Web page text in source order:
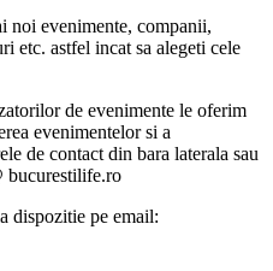
noi evenimente, companii,
etc. astfel incat sa alegeti cele
de evenimente le oferim
evenimentelor si a
de contact din bara laterala sau
bucurestilife.ro
dispozitie pe email: